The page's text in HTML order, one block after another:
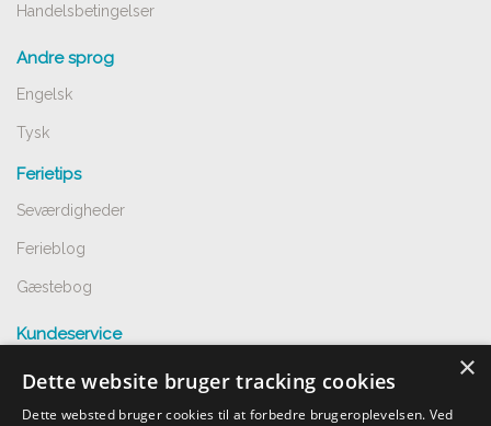
Handelsbetingelser
Andre sprog
Engelsk
Tysk
Ferietips
Seværdigheder
Ferieblog
Gæstebog
Kundeservice
Spørgsmål og svar
Opret annnoce
×
Dette website bruger tracking cookies
Dette websted bruger cookies til at forbedre brugeroplevelsen. Ved